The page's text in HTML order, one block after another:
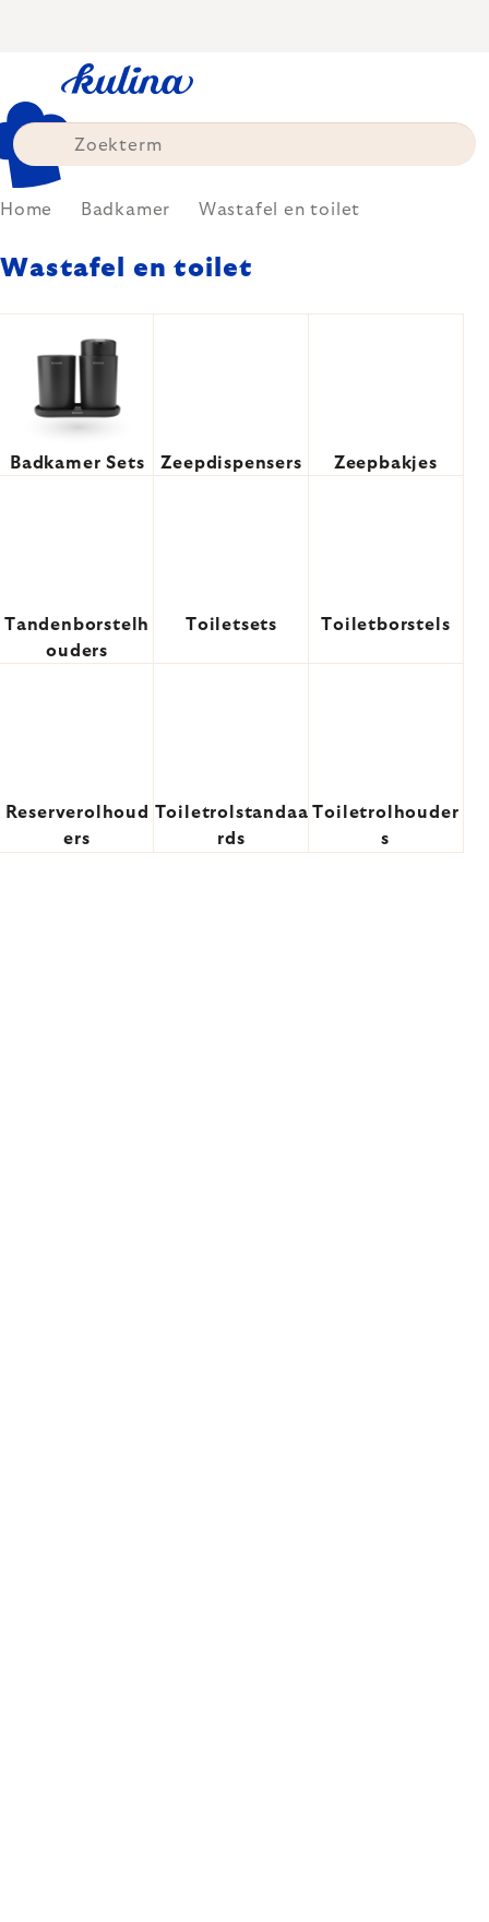
Home Badkamer Wastafel en toilet
Wastafel en toilet
Badkamer Sets Zeepdispensers Zeepbakjes
Tandenborstelh
ouders
Toiletsets Toiletborstels
Reserverolhoud
ers
Toiletrolstandaa
rds
Toiletrolhouder
s